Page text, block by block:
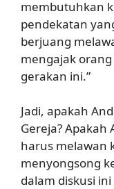
membutuhkan
pendekatan
berjuang
mengajak
gerakan ini.”
Jadi, apakah
Gereja? Apakah
harus melawan
menyongsong
dalam diskusi